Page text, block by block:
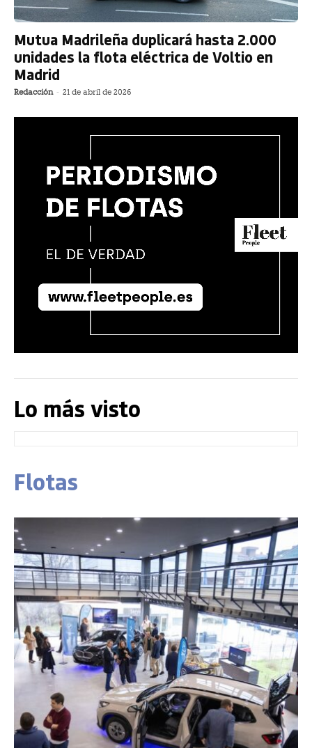
Mutua Madrileña duplicará hasta 2.000
unidades la flota eléctrica de Voltio en
Madrid
Redacción - 21 de abril de 2026
Lo más visto
Flotas